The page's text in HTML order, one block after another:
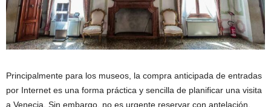
Principalmente para los museos, la compra anticipada de entradas
por Internet es una forma práctica y sencilla de planificar una visita
a Venecia. Sin embargo, no es urgente reservar con antelación.